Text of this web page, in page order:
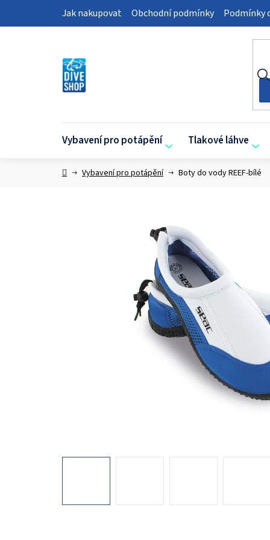
Jak nakupovat Obchodní podmínky Podmínky
Vybavení pro potápění Tlakové láhve
DomůVybavení pro potápění Boty do vody REEF-bílé